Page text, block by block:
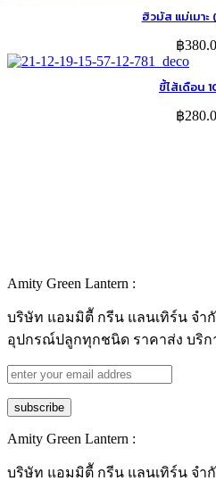
ฮิวมัส แม่เมาะ
฿
ขี้ไส้เดือน
฿
Amity Green Lantern :
บริษัท แอมมิตีั กรีน แลนเทิร์น จำ
อุปกรณ์ปลูกทุกชนิด ราคาส่ง บริก
Amity Green Lantern :
บริษัท แอมมิตีั กรีน แลนเทิร์น จำ